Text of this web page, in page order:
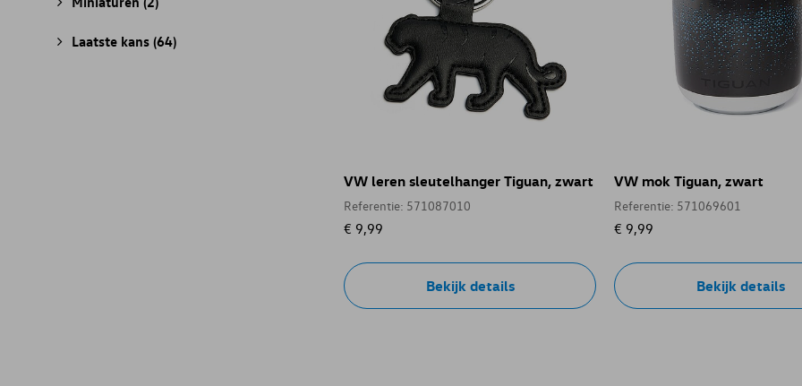
Laatste kans (64)
VW leren sleutelhanger Tiguan, zwart
Referentie: 571087010
€ 9,99
Bekijk details
VW mok Tiguan, zwart
Referentie: 571069601
€ 9,99
Bekijk details